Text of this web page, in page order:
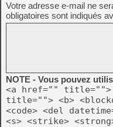
Votre adresse e-mail ne
obligatoires sont indiqués
NOTE - Vous pouvez
<a href="" title="">
title=""> <b>
<code> <del
<s> <strike>